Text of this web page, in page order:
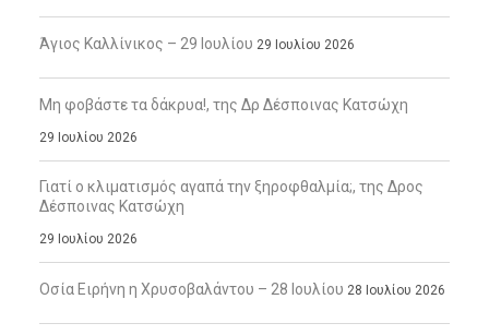
Άγιος Καλλίνικος – 29 Ιουλίου 29 Ιουλίου 2026
Μη φοβάστε τα δάκρυα!, της Δρ Δέσποινας Κατσώχη
29 Ιουλίου 2026
Γιατί ο κλιματισμός αγαπά την ξηροφθαλμία;, της Δρος
Δέσποινας Κατσώχη
29 Ιουλίου 2026
Οσία Ειρήνη η Χρυσοβαλάντου – 28 Ιουλίου 28 Ιουλίου 2026